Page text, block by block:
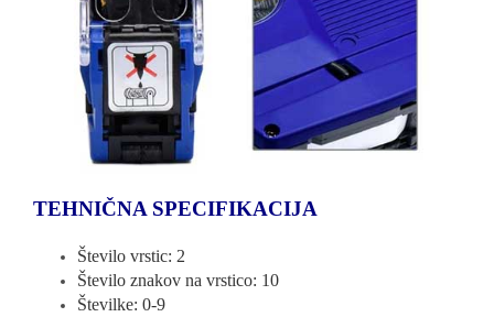
TEHNIČNA SPECIFIKACIJA
Število vrstic: 2
Število znakov na vrstico: 10
Številke: 0-9